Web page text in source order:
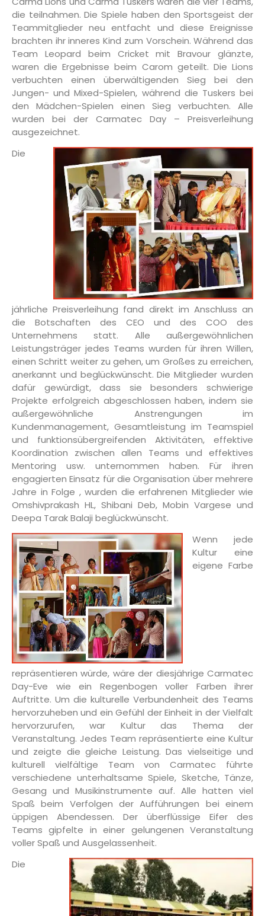
die teilnahmen. Die Spiele haben den Sportsgeist der
Teammitglieder neu entfacht und diese Ereignisse
brachten ihr inneres Kind zum Vorschein. Während das
Team Leopard beim Cricket mit Bravour glänzte,
waren die Ergebnisse beim Carom geteilt. Die Lions
verbuchten einen überwältigenden Sieg bei den
Jungen- und Mixed-Spielen, während die Tuskers bei
den Mädchen-Spielen einen Sieg verbuchten. Alle
wurden bei der Carmatec Day – Preisverleihung
ausgezeichnet.
Die
jährliche Preisverleihung fand direkt im Anschluss an
die Botschaften des CEO und des COO des
Unternehmens statt. Alle außergewöhnlichen
Leistungsträger jedes Teams wurden für ihren Willen,
einen Schritt weiter zu gehen, um Großes zu erreichen,
anerkannt und beglückwünscht. Die Mitglieder wurden
dafür gewürdigt, dass sie besonders schwierige
Projekte erfolgreich abgeschlossen haben, indem sie
außergewöhnliche Anstrengungen im
Kundenmanagement, Gesamtleistung im Teamspiel
und funktionsübergreifenden Aktivitäten, effektive
Koordination zwischen allen Teams und effektives
Mentoring usw. unternommen haben. Für ihren
engagierten Einsatz für die Organisation über mehrere
Jahre in Folge , wurden die erfahrenen Mitglieder wie
Omshivprakash HL, Shibani Deb, Mobin Vargese und
Deepa Tarak Balaji beglückwünscht.
Wenn jede
Kultur eine
eigene Farbe
repräsentieren würde, wäre der diesjährige Carmatec
Day-Eve wie ein Regenbogen voller Farben ihrer
Auftritte. Um die kulturelle Verbundenheit des Teams
hervorzuheben und ein Gefühl der Einheit in der Vielfalt
hervorzurufen, war Kultur das Thema der
Veranstaltung. Jedes Team repräsentierte eine Kultur
und zeigte die gleiche Leistung. Das vielseitige und
kulturell vielfältige Team von Carmatec führte
verschiedene unterhaltsame Spiele, Sketche, Tänze,
Gesang und Musikinstrumente auf. Alle hatten viel
Spaß beim Verfolgen der Aufführungen bei einem
üppigen Abendessen. Der überflüssige Eifer des
Teams gipfelte in einer gelungenen Veranstaltung
voller Spaß und Ausgelassenheit.
Die